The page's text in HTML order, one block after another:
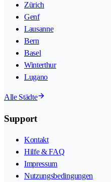
Zürich
Genf
Lausanne
Bern
Basel
Winterthur
Lugano
Alle Städte
Support
Kontakt
Hilfe & FAQ
Impressum
Nutzungsbedingungen